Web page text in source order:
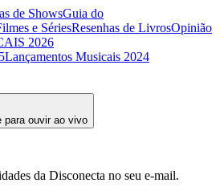
de ShowsGuia do
e SériesResenhas de LivrosOpinião
2026
Lançamentos Musicais 2024
para ouvir ao vivo
da Disconecta no seu e-mail.